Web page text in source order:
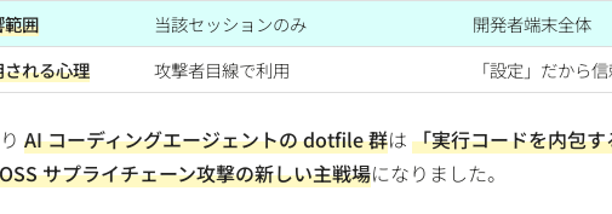
範囲
当該セッションのみ
開発者端末全体
される心理
攻撃者目線で利用 「設定」だから
AI コーディングエージェントの dotfile 群は 「実行コードを内包
OSS サプライチェーン攻撃の新しい主戦場になりました。